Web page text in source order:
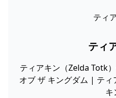
ティ
ティ
ティアキン（Zelda Totk
オブ ザ キングダム | ティ
キ